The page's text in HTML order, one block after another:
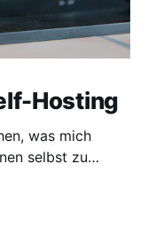
Hosting
was mich
selbst zu